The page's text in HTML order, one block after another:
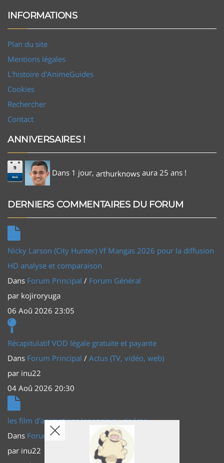
INFORMATIONS
Plan du site
Mentions légales
L'histoire d'AnimeGuides
Cookies
Rechercher
Contact
ANNIVERSAIRES !
9
Aoû Dans 1 jour, arthurknows aura 25 ans !
DERNIERS COMMENTAIRES DU FORUM
Nicky Larson (City Hunter) Vf Mangas 2026 pour la diffusion
HD analyse et comparaison
Dans Forum Principal / Forum Général
par kojiroryuga
06 Aoû 2026 23:05
Récapitulatif VOD légale gratuite et payante
Dans Forum Principal / Actus (TV, vidéo, web)
par inu22
04 Aoû 2026 20:30
les film d'animations Japonais au cinéma
Dans Forum Principal
Actus (TV, vidéo, web)
par inu22